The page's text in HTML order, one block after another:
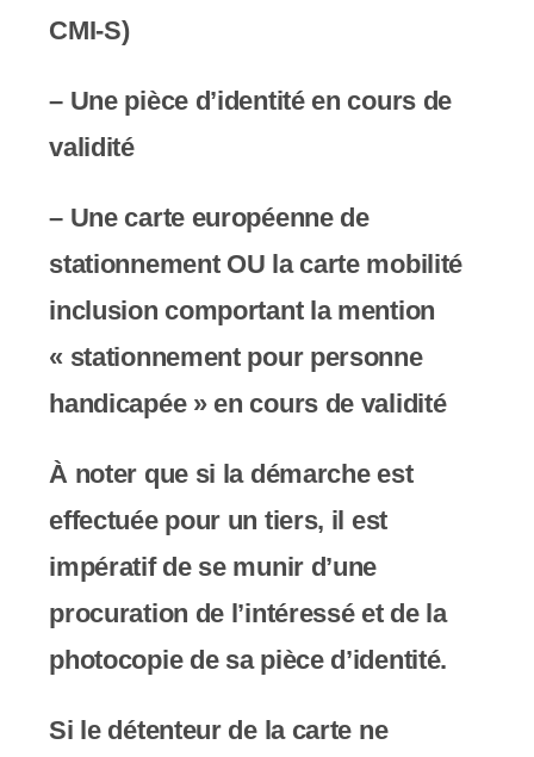
CMI-S)
– Une pièce d’identité en cours de
validité
– Une carte européenne de
stationnement OU la carte mobilité
inclusion comportant la mention
« stationnement pour personne
handicapée » en cours de validité
À noter que si la démarche est
effectuée pour un tiers, il est
impératif de se munir d’une
procuration de l’intéressé et de la
photocopie de sa pièce d’identité.
Si le détenteur de la carte ne